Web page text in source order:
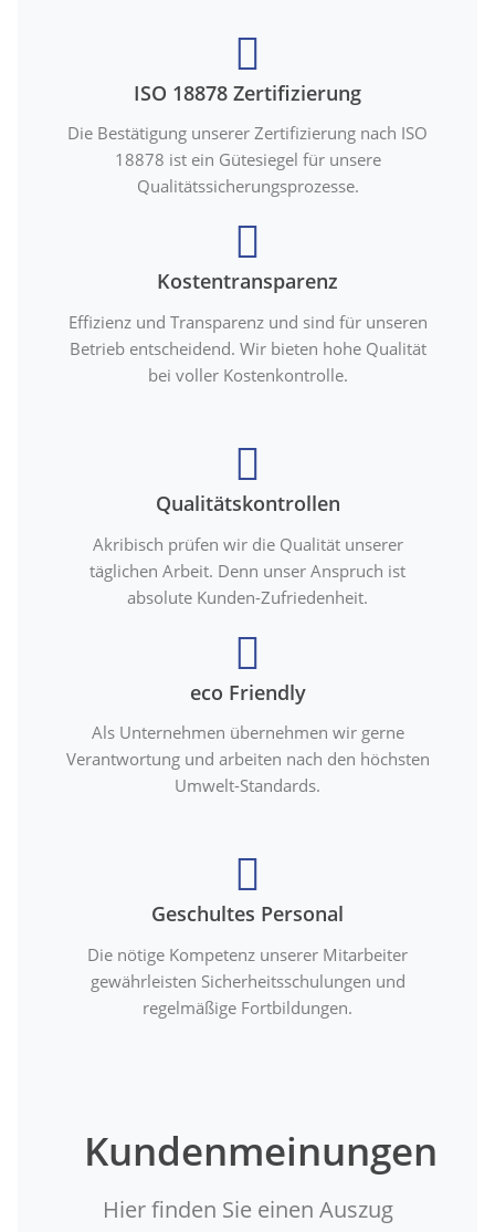
ISO 18878 Zertifizierung
Die Bestätigung unserer Zertifizierung nach ISO
18878 ist ein Gütesiegel für unsere
Qualitätssicherungsprozesse.
Kostentransparenz
Effizienz und Transparenz und sind für unseren
Betrieb entscheidend. Wir bieten hohe Qualität
bei voller Kostenkontrolle.
Qualitätskontrollen
Akribisch prüfen wir die Qualität unserer
täglichen Arbeit. Denn unser Anspruch ist
absolute Kunden-Zufriedenheit.
eco Friendly
Als Unternehmen übernehmen wir gerne
Verantwortung und arbeiten nach den höchsten
Umwelt-Standards.
Geschultes Personal
Die nötige Kompetenz unserer Mitarbeiter
gewährleisten Sicherheitsschulungen und
regelmäßige Fortbildungen.
Kundenmeinungen
Hier finden Sie einen Auszug